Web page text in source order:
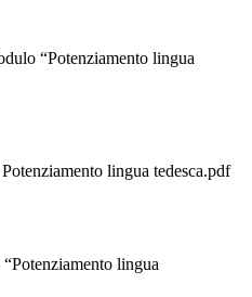
“Potenziamento lingua
lingua tedesca.pdf
lingua